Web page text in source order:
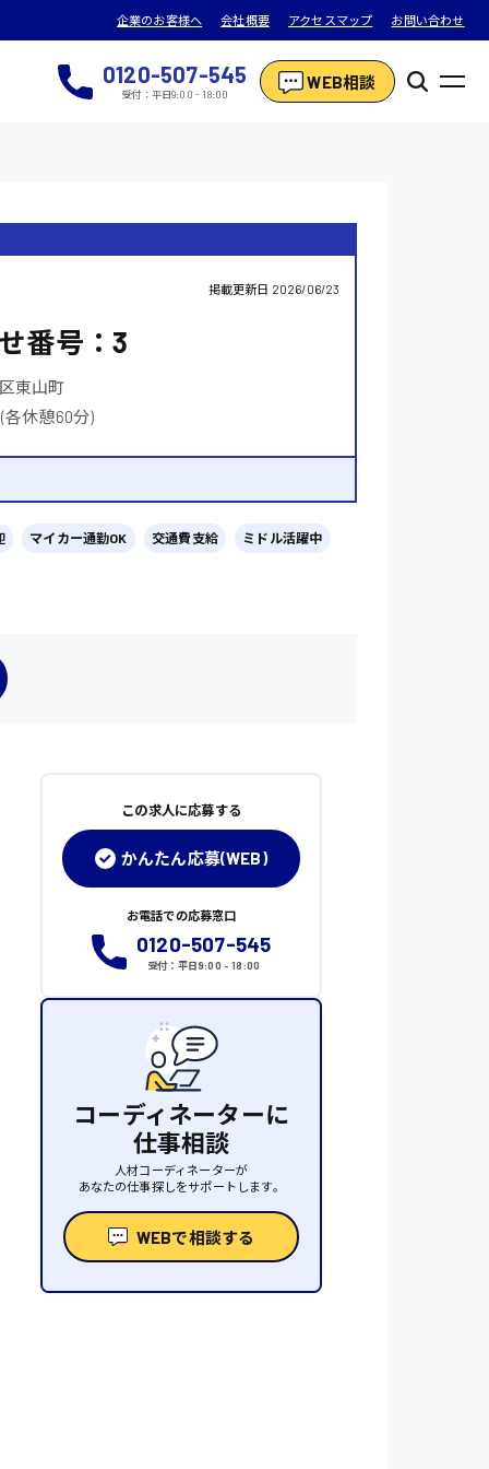
企業のお客様へ 会社概要 アクセスマップ お問い合わせ
0120-507-545
受付：平日9:00 - 18:00
WEB相談
掲載更新日 2026/06/23
番号：3
東山町
各休憩60分)
マイカー通勤OK 交通費支給 ミドル活躍中
この求人に応募する
かんたん応募(WEB)
お電話での応募窓口
0120-507-545
受付：平日9:00 - 18:00
コーディネーターに
仕事相談
人材コーディネーターが
あなたの仕事探しをサポートします。
WEBで相談する